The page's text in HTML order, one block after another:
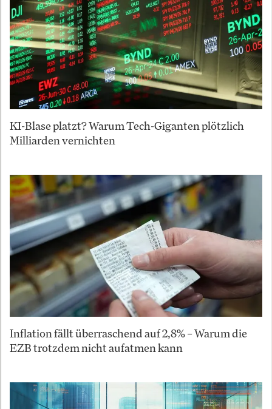
KI-Blase platzt? Warum Tech-Giganten plötzlich
Milliarden vernichten
Inflation fällt überraschend auf 2,8% – Warum die
EZB trotzdem nicht aufatmen kann